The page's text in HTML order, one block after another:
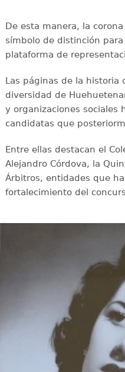
De esta manera, la
símbolo de distinción
plataforma de
Las páginas de la historia
diversidad de
y organizaciones sociales
candidatas que
Entre ellas destacan el
Alejandro Córdova, la
Árbitros, entidades que
fortalecimiento del